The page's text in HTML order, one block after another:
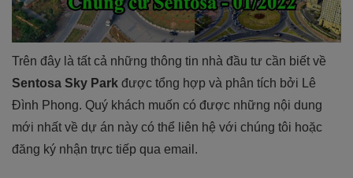
Trên đây là tất cả những thông tin nhà đầu tư cần biết về
Sentosa Sky Park được tổng hợp và phân tích bởi Lê
Đình Phong. Quý khách muốn có được những nội dung
mới nhất về dự án này có thể liên hệ với chúng tôi hoặc
đăng ký nhận trực tiếp qua email.